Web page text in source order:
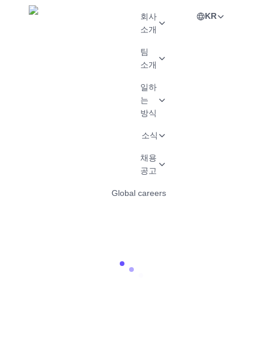
회사
소개
팀
소개
일하
는
방식
소식
채용
공고
Global careers
KR